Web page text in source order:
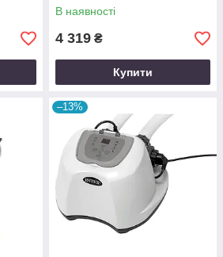
В наявності
4 319 ₴
Купити
–13%